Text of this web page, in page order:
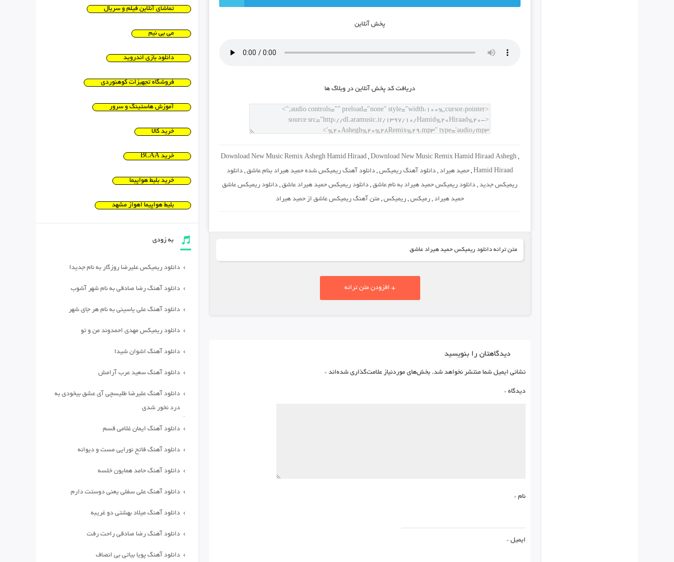
پخش آنلاين
دريافت کد پخش آنلاين در وبلاگ ها
Download New Music Remix Ashegh Hamid Hiraad ,Download New Music Remix Hamid Hiraad Ashegh ,
Hamid Hiraad
, حمید هیراد, دانلود آهنگ ریمیکس, دانلود آهنگ ریمیکس شده حمید هیراد بنام عاشق, دانلود
ریمیکس جدید, دانلود ریمیکس حمید هیراد به نام عاشق, دانلود ریمیکس حمید هیراد عاشق, دانلود ریمیکس عاشق
حمید هیراد, رمیکس, ریمیکس, متن آهنگ ریمیکس عاشق از حمید هیراد
متن ترانه دانلود ریمیکس حمید هیراد عاشق
+ افزودن متن ترانه
دیدگاهتان را بنویسید
نشانی ایمیل شما منتشر نخواهد شد. بخش‌های موردنیاز علامت‌گذاری شده‌اند *
دیدگاه *
نام *
ایمیل *
تماشای آنلاین فیلم و سریال
می بی نیم
دانلود بازی اندروید
فروشگاه تجهیزات کوهنوردی
آموزش هاستینگ و سرور
خرید کالا
خرید BCAA
خرید بلیط هواپیما
بلیط هواپیما اهواز مشهد
به زودی
دانلود ریمیکس علیرضا روزگار به نام جدیدا
دانلود آهنگ رضا صادقی به نام شهر آشوب
دانلود آهنگ علی یاسینی به نام هر جای شهر
دانلود ریمیکس مهدی احمدوند من و تو
دانلود آهنگ اشوان شیدا
دانلود آهنگ سعید عرب آرامش
دانلود آهنگ علیرضا طلیسچی آی عشق بیخودی به
درد نخور شدی
دانلود آهنگ ایمان غلامی قسم
دانلود آهنگ فاتح نورایی مست و دیوانه
دانلود آهنگ حامد همایون خلسه
دانلود آهنگ علی سفلی یعنی دوستت دارم
دانلود آهنگ میلاد بهشتی دو غریبه
دانلود آهنگ رضا صادقی راحت رفت
دانلود آهنگ پویا بیاتی بی انصاف